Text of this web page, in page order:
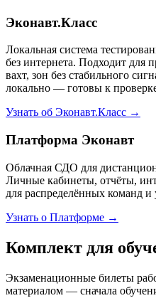
Эконавт.Класс
Локальная система
без интернета. Подходит для
вахт, зон без стабильного
локально — готовы к
Узнать об Эконавт.Класс →
Платформа Эконавт
Облачная СДО для
Личные кабинеты, отчёты,
для распределённых команд и
Узнать о Платформе →
Комплект для
Экзаменационные билеты
материалом — сначала